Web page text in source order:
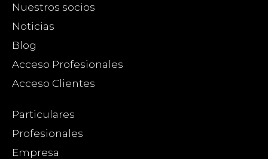
Nuestros socios
Noticias
Blog
Acceso Profesionales
Acceso Clientes
Particulares
Profesionales
Empresa